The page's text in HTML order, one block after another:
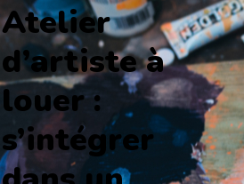
Atelier
d’artiste à
louer :
s’intégrer